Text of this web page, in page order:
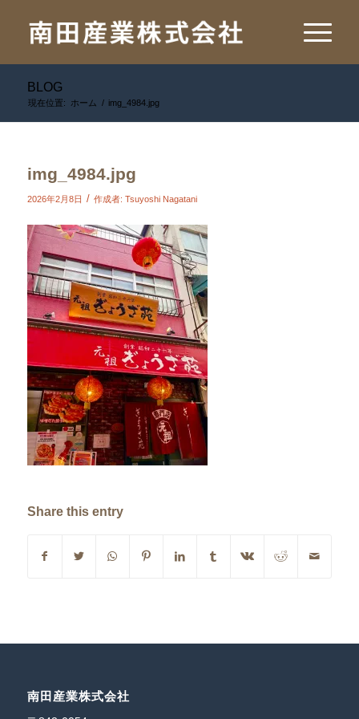
BLOG
現在位置: ホーム / img_4984.jpg
img_4984.jpg
2026年2月8日 / 作成者: Tsuyoshi Nagatani
Share this entry
南田産業株式会社